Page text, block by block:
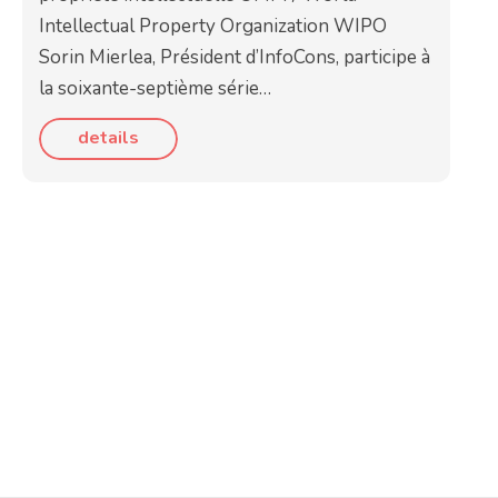
Intellectual Property Organization WIPO
Sorin Mierlea, Président d’InfoCons, participe à
la soixante-septième série…
details